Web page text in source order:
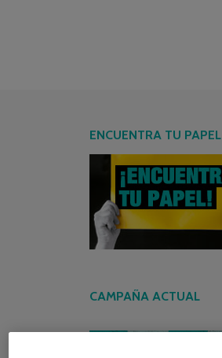
ENCUENTRA TU PAPEL
CAMPAÑA ACTUAL